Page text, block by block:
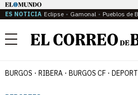
ES NOTICIA Eclipse Gamonal Pueblos de
Menú
BURGOS RIBERA BURGOS CF